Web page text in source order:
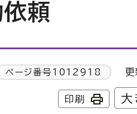
頼
ページ番号 1012918 更
印刷 大